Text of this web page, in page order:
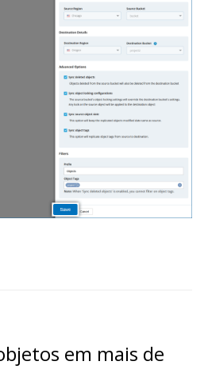
em mais de